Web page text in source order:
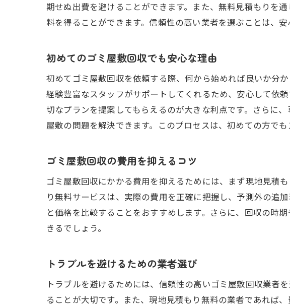
期せぬ出費を避けることができます。また、無料見積もりを
料を得ることができます。信頼性の高い業者を選ぶことは、安
初めてのゴミ屋敷回収でも安心な理由
初めてゴミ屋敷回収を依頼する際、何から始めれば良いか分
経験豊富なスタッフがサポートしてくれるため、安心して依
切なプランを提案してもらえるのが大きな利点です。さらに
屋敷の問題を解決できます。このプロセスは、初めての方で
ゴミ屋敷回収の費用を抑えるコツ
ゴミ屋敷回収にかかる費用を抑えるためには、まず現地見積
り無料サービスは、実際の費用を正確に把握し、予測外の追
と価格を比較することをおすすめします。さらに、回収の時
きるでしょう。
トラブルを避けるための業者選び
トラブルを避けるためには、信頼性の高いゴミ屋敷回収業者
ることが大切です。また、現地見積もり無料の業者であれば